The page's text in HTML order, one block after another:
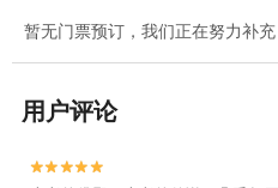
暂无门票预订，我们正在努力补充
用户评论

